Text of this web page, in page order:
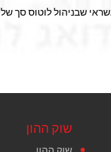
אירו לטובת העמדת אשראי ללקוחות לוטוס
שוק ההון